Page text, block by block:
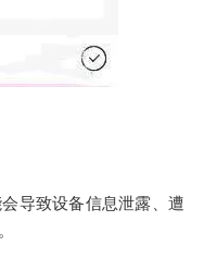
导致设备信息泄露、遭